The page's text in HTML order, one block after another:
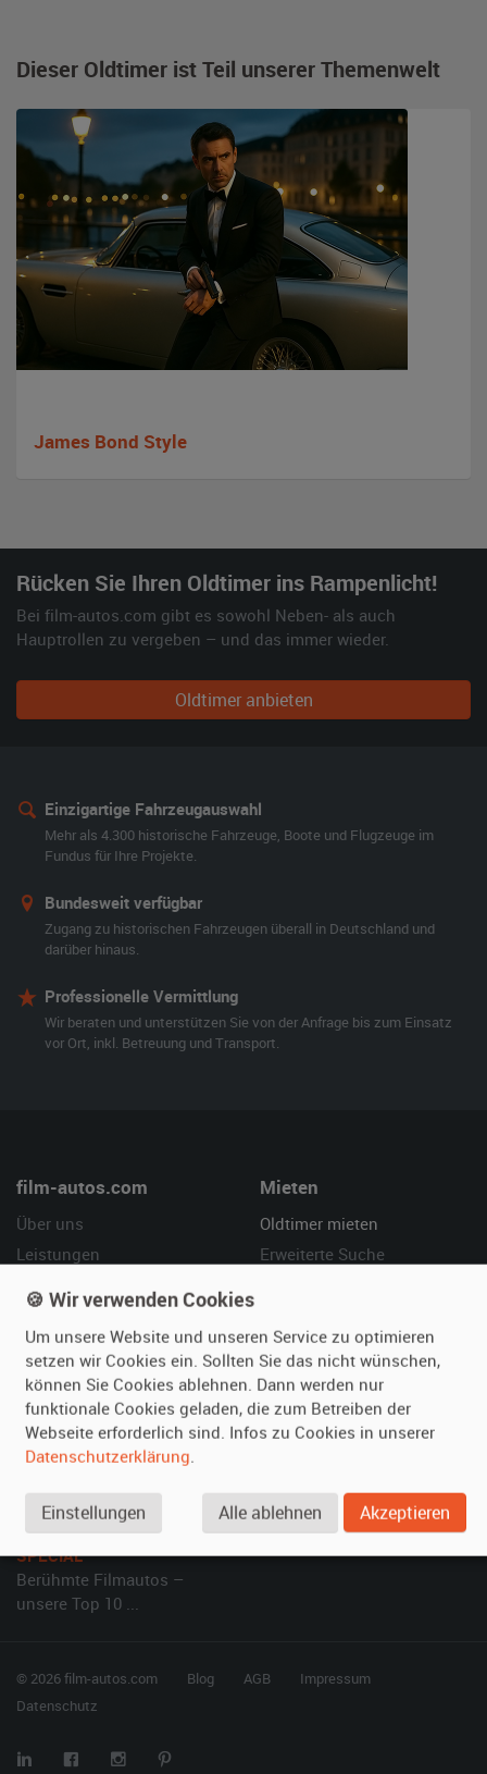
Dieser Oldtimer ist Teil unserer Themenwelt
James Bond Style
Rücken Sie Ihren Oldtimer ins Rampenlicht!
Bei film-autos.com gibt es sowohl Neben- als auch
Hauptrollen zu vergeben – und das immer wieder.
Oldtimer anbieten
Einzigartige Fahrzeugauswahl
Mehr als 4.300 historische Fahrzeuge, Boote und Flugzeuge im
Fundus für Ihre Projekte.
Bundesweit verfügbar
Zugang zu historischen Fahrzeugen überall in Deutschland und
darüber hinaus.
Professionelle Vermittlung
Wir beraten und unterstützen Sie von der Anfrage bis zum Einsatz
vor Ort, inkl. Betreuung und Transport.
film-autos.com
Über uns
Leistungen
Mieten
Oldtimer mieten
Erweiterte Suche
Vermieten
Oldtimer anmelden
Fotos senden
Fragen für Vermieter
Inserat verwalten
Hilfe
Häufige Fragen (FAQ)
So funktioniert's
SPECIAL
Berühmte Filmautos –
unsere Top 10 ...
© 2026 film-autos.com Blog AGB
Impressum
Datenschutz
🍪 Wir verwenden Cookies
Um unsere Website und unseren Service zu optimieren
setzen wir Cookies ein. Sollten Sie das nicht wünschen,
können Sie Cookies ablehnen. Dann werden nur
funktionale Cookies geladen, die zum Betreiben der
Webseite erforderlich sind. Infos zu Cookies in unserer
Datenschutzerklärung.
Einstellungen Alle ablehnen Akzeptieren